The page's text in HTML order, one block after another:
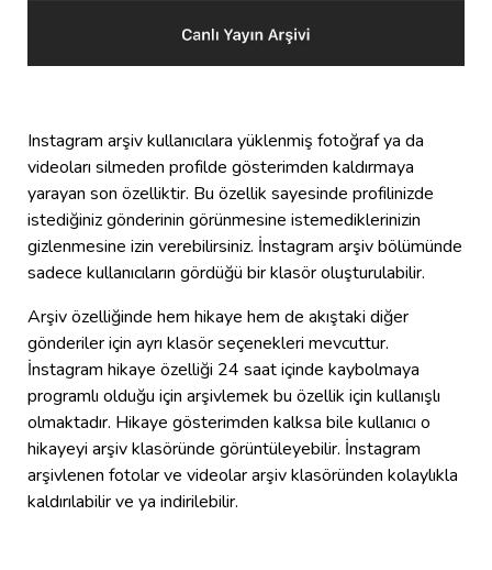
Instagram arşiv kullanıcılara yüklenmiş fotoğraf ya da
videoları silmeden profilde gösterimden kaldırmaya
yarayan son özelliktir. Bu özellik sayesinde profilinizde
istediğiniz gönderinin görünmesine istemediklerinizin
gizlenmesine izin verebilirsiniz. İnstagram arşiv bölümünde
sadece kullanıcıların gördüğü bir klasör oluşturulabilir.
Arşiv özelliğinde hem hikaye hem de akıştaki diğer
gönderiler için ayrı klasör seçenekleri mevcuttur.
İnstagram hikaye özelliği 24 saat içinde kaybolmaya
programlı olduğu için arşivlemek bu özellik için kullanışlı
olmaktadır. Hikaye gösterimden kalksa bile kullanıcı o
hikayeyi arşiv klasöründe görüntüleyebilir. İnstagram
arşivlenen fotolar ve videolar arşiv klasöründen kolaylıkla
kaldırılabilir ve ya indirilebilir.